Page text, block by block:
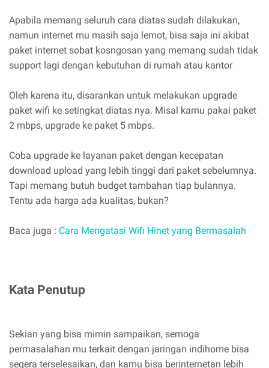
Apabila memang seluruh cara diatas sudah dilakukan,
namun internet mu masih saja lemot, bisa saja ini akibat
paket internet sobat kosngosan yang memang sudah tidak
support lagi dengan kebutuhan di rumah atau kantor
Oleh karena itu, disarankan untuk melakukan upgrade
paket wifi ke setingkat diatas nya. Misal kamu pakai paket
2 mbps, upgrade ke paket 5 mbps.
Coba upgrade ke layanan paket dengan kecepatan
download upload yang lebih tinggi dari paket sebelumnya.
Tapi memang butuh budget tambahan tiap bulannya.
Tentu ada harga ada kualitas, bukan?
Baca juga : Cara Mengatasi Wifi Hinet yang Bermasalah
Kata Penutup
Sekian yang bisa mimin sampaikan, semoga
permasalahan mu terkait dengan jaringan indihome bisa
segera terselesaikan, dan kamu bisa berinternetan lebih